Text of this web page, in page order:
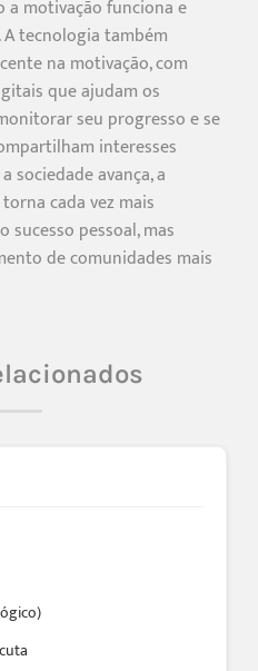
motivação funciona e
tecnologia também
na motivação, com
que ajudam os
seu progresso e se
interesses
sociedade avança, a
cada vez mais
sucesso pessoal, mas
de comunidades mais